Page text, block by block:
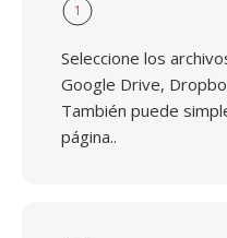
1
Seleccione los
Google Drive,
También puede
página..